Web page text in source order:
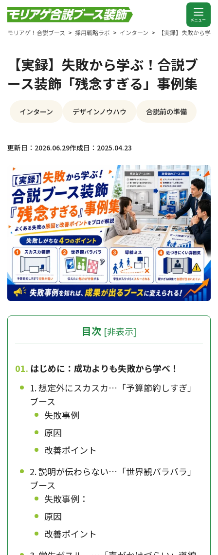
モリアゲ！合説ブース 採用戦略ラボ インターン 【実録】失敗から学
【実録】失敗から学ぶ！合説ブ
ース装飾「残念すぎる」事例集
インターン デザインノウハウ 合説前の準備
更新日：2026.06.29作成日：2025.04.23
目次 [非表示]
はじめに：成功よりも失敗から学べ！
1. 想定外にスカスカ…「予算節約しすぎ」
ブース
失敗事例
原因
改善ポイント
2. 説明が伝わらない…「世界観バラバラ」
ブース
失敗事例：
原因
改善ポイント